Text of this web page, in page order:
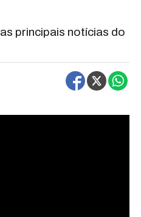
principais notícias do